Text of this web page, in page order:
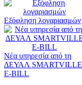
Εξόφληση λογαριασμών
Nέα υπηρεσία από τη
ΔΕΥΑΛ SMARTVILLE
E-BILL